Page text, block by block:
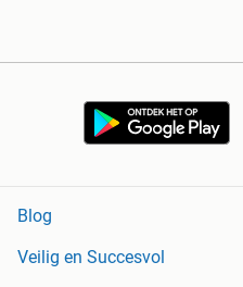
Blog
Veilig en Succesvol